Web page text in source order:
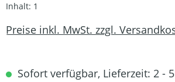
Inhalt: 1
Preise inkl. MwSt. zzgl.
Sofort verfügbar, Lieferzeit: 2 -